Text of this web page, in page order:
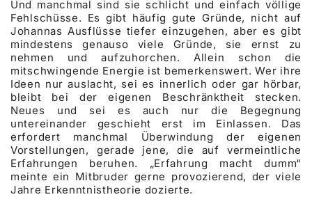
Und manchmal sind sie schlicht und einfach völlige
Fehlschüsse. Es gibt häufig gute Gründe, nicht auf
Johannas Ausflüsse tiefer einzugehen, aber es gibt
mindestens genauso viele Gründe, sie ernst zu
nehmen und aufzuhorchen. Allein schon die
mitschwingende Energie ist bemerkenswert. Wer ihre
Ideen nur auslacht, sei es innerlich oder gar hörbar,
bleibt bei der eigenen Beschränktheit stecken.
Neues und sei es auch nur die Begegnung
untereinander geschieht erst im Einlassen. Das
erfordert manchmal Überwindung der eigenen
Vorstellungen, gerade jene, die auf vermeintliche
Erfahrungen beruhen. „Erfahrung macht dumm“
meinte ein Mitbruder gerne provozierend, der viele
Jahre Erkenntnistheorie dozierte.